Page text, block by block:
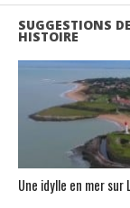
SUGGESTIONS
HISTOIRE
Une idylle en mer sur